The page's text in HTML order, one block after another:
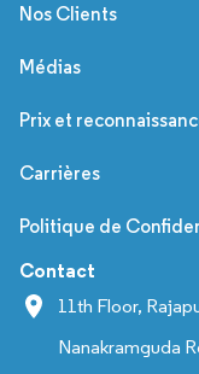
Nos Clients
Médias
Prix et
Carrières
Politique de
Contact
11th Floor,
Nanakramguda